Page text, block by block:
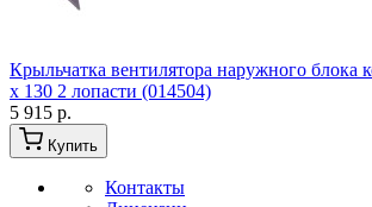
Крыльчатка вентилятора наружного блока
x 130 2 лопасти (014504)
5 915 р.
Купить
Контакты